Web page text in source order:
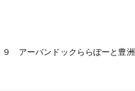
９ アーバンドックららぽーと豊洲